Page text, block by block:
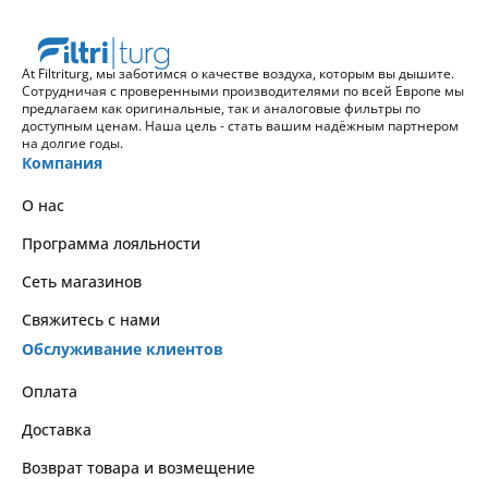
At Filtriturg, мы заботимся о качестве воздуха, которым вы дышите.
Сотрудничая с проверенными производителями по всей Европе мы
предлагаем как оригинальные, так и аналоговые фильтры по
доступным ценам. Наша цель - стать вашим надёжным партнером
на долгие годы.
Компания
О нас
Программа лояльности
Сеть магазинов
Свяжитесь с нами
Обслуживание клиентов
Оплата
Доставка
Возврат товара и возмещение